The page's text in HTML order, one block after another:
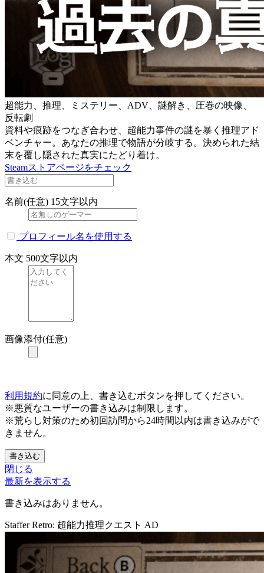
超能力、推理、ミステリー、ADV、謎解き、圧巻の映像、
反転劇
資料や痕跡をつなぎ合わせ、超能力事件の謎を暴く推理アド
ベンチャー。あなたの推理で物語が分岐する。決められた結
末を覆し隠された真実にたどり着け。
Steamストアページをチェック
名前(任意) 15文字以内
プロフィール名を使用する
本文 500文字以内
画像添付(任意)
利用規約に同意の上、書き込むボタンを押してください。
※悪質なユーザーの書き込みは制限します。
※荒らし対策のため初回訪問から24時間以内は書き込みがで
きません。
書き込む
閉じる
最新を表示する
書き込みはありません。
Staffer Retro: 超能力推理クエスト AD